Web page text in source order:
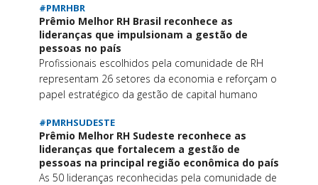
#PMRHBR
Prêmio Melhor RH Brasil reconhece as
lideranças que impulsionam a gestão de
pessoas no país
Profissionais escolhidos pela comunidade de RH
representam 26 setores da economia e reforçam o
papel estratégico da gestão de capital humano
#PMRHSUDESTE
Prêmio Melhor RH Sudeste reconhece as
lideranças que fortalecem a gestão de
pessoas na principal região econômica do país
As 50 lideranças reconhecidas pela comunidade de